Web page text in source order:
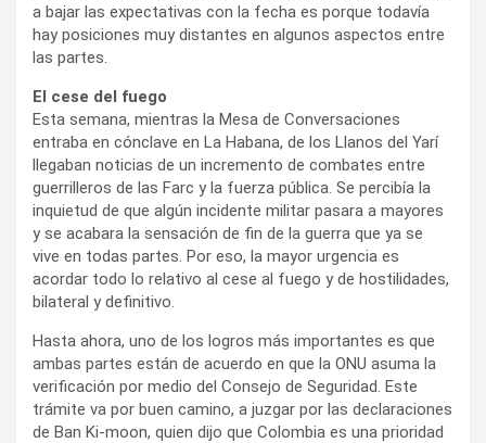
a bajar las expectativas con la fecha es porque todavía
hay posiciones muy distantes en algunos aspectos entre
las partes.
El cese del fuego
Esta semana, mientras la Mesa de Conversaciones
entraba en cónclave en La Habana, de los Llanos del Yarí
llegaban noticias de un incremento de combates entre
guerrilleros de las Farc y la fuerza pública. Se percibía la
inquietud de que algún incidente militar pasara a mayores
y se acabara la sensación de fin de la guerra que ya se
vive en todas partes. Por eso, la mayor urgencia es
acordar todo lo relativo al cese al fuego y de hostilidades,
bilateral y definitivo.
Hasta ahora, uno de los logros más importantes es que
ambas partes están de acuerdo en que la ONU asuma la
verificación por medio del Consejo de Seguridad. Este
trámite va por buen camino, a juzgar por las declaraciones
de Ban Ki-moon, quien dijo que Colombia es una prioridad